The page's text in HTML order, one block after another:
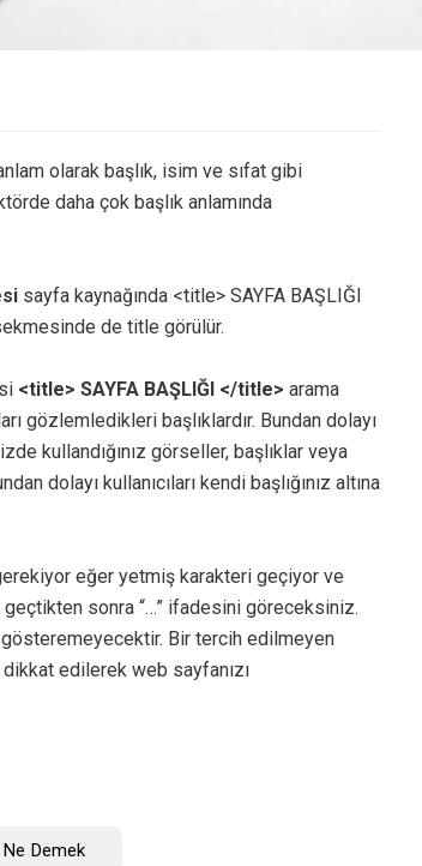
olarak başlık, isim ve sıfat gibi
daha çok başlık anlamında
sayfa kaynağında <title> SAYFA BAŞLIĞI
de title görülür.
<title> SAYFA BAŞLIĞI </title> arama
gözlemledikleri başlıklardır. Bundan dolayı
kullandığınız görseller, başlıklar veya
dolayı kullanıcıları kendi başlığınız altına
eğer yetmiş karakteri geçiyor ve
sonra “…” ifadesini göreceksiniz.
Bir tercih edilmeyen
dikkat edilerek web sayfanızı
Demek